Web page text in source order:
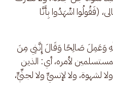
(فَقُولُوا اشْهَدُوا بِأَنَّا
وَعَمِلَ صَالِحًا وَقَالَ إِنَّنِي مِنَ
لأمره، أي: الذين
لشهوة، ولا لإنسيٍّ ولا لجنِّيٍّ،